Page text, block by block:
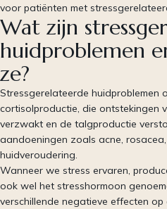
voor patiënten met
Wat zijn
huidproblemen
ze?
Stressgerelateerde
cortisolproductie, die ontstekingen
verzwakt en de talgproductie
aandoeningen zoals acne,
huidveroudering.
Wanneer we stress ervaren,
ook wel het stresshormoon
verschillende negatieve effecten